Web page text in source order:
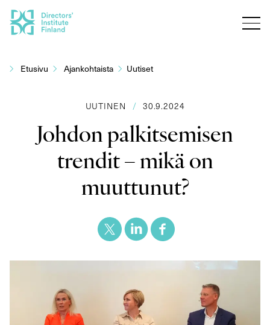
sisältöön
Etusivu Ajankohtaista Uutiset
UUTINEN / 30.9.2024
Johdon palkitsemisen
trendit – mikä on
muuttunut?